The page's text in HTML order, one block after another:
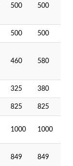
500 500
500 500
460 580
325 380
825 825
1000 1000
849 849